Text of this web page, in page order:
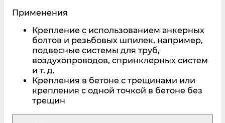
Применения
Крепление с использованием анкерных
болтов и резьбовых шпилек, например,
подвесные системы для труб,
воздухопроводов, спринклерных систем
и т. д.
Крепления в бетоне с трещинами или
крепления с одной точкой в бетоне без
трещин